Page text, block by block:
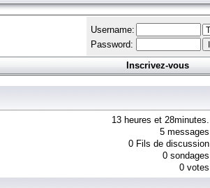
Hall Of Fame
Username:
Password:
Inscrivez-vous
13 heures et 28minutes.
5 messages
0 Fils de discussion
0 sondages
0 votes